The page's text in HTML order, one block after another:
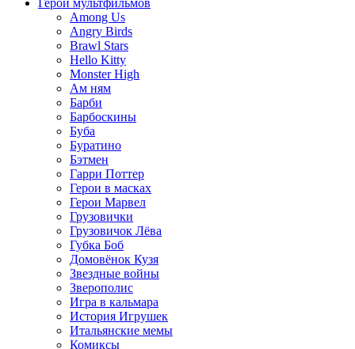
Герои мультфильмов
Among Us
Angry Birds
Brawl Stars
Hello Kitty
Monster High
Ам ням
Барби
Барбоскины
Буба
Буратино
Бэтмен
Гарри Поттер
Герои в масках
Герои Марвел
Грузовички
Грузовичок Лёва
Губка Боб
Домовёнок Кузя
Звездные войны
Зверополис
Игра в кальмара
История Игрушек
Итальянские мемы
Комиксы